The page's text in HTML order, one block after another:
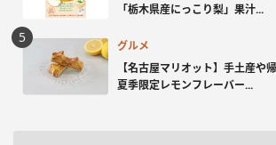
「栃木県産にっこり梨」果汁...
グルメ
【名古屋マリオット】手土産や
夏季限定レモンフレーバー...